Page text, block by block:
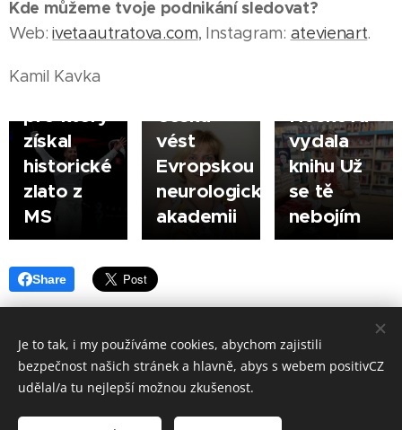
Kde můžeme tvoje podnikání sledovat?
Web:ivetaautratova.com, Instagram: atevienart.
Kamil Kavka
přepsal
dějiny
českého
šermu,
pro který
získal
historické
zlato z
MS
Irena
Rektorová
Češka
vést
Evropskou
neurologickou
akademii
Zpěvačka
a
Nosková
vydala
knihu Už
se tě
nebojím
Share
Made in positivCZ © 2026. Všechna práva vyhrazena.
Provozuje: Kamil Kavka, Kalvodova 1405/3, 790 01 Jeseník, IČ: 699 98
833.
Je to tak, i my používáme cookies, abychom zajistili
bezpečnost našich stránek a hlavně, abys s webem positivCZ
udělal/a tu nejlepší možnou zkušenost.